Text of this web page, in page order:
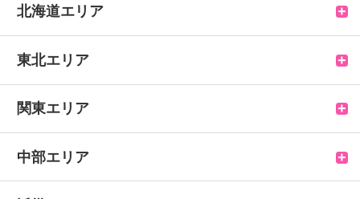
北海道エリア
新千歳空港
函館空港
帯広空港
東北エリア
青森空港
大館能代空港
関東エリア
羽田空港
中部エリア